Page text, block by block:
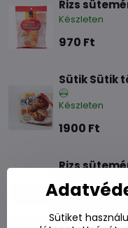
Rizs
Készleten
970 Ft
Sütik Sütik
Készleten
1900 Ft
Rizs
Készleten
900 Ft
Sütiket